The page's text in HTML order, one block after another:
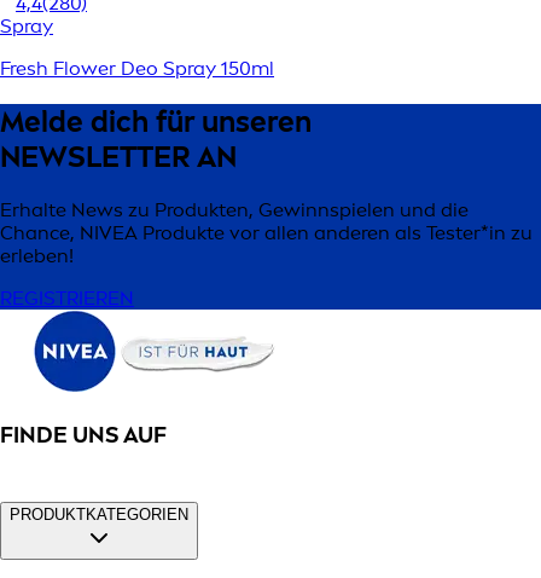
Spray
Fresh Flower Deo Spray 150ml
Melde dich für unseren
NEWSLETTER AN
Erhalte News zu Produkten, Gewinnspielen und die
Chance, NIVEA Produkte vor allen anderen als Tester*in zu
erleben!
REGISTRIEREN
FINDE UNS AUF
PRODUKTKATEGORIEN